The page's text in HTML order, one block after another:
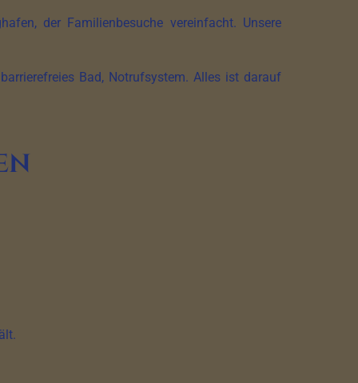
der Familienbesuche vereinfacht. Unsere
Bad, Notrufsystem. Alles ist darauf